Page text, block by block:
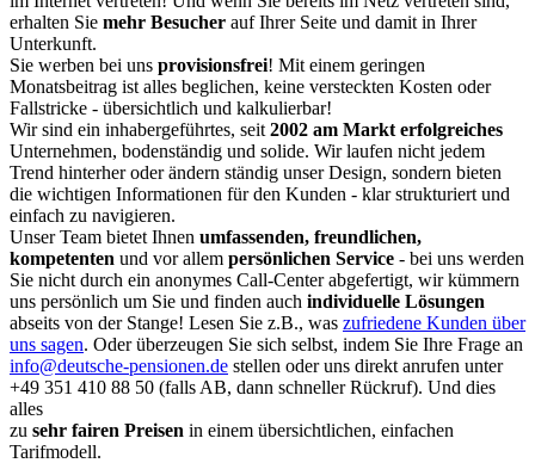
erhalten Sie mehr Besucher auf Ihrer Seite und damit in Ihrer
Unterkunft.
Sie werben bei uns provisionsfrei! Mit einem geringen
Monatsbeitrag ist alles beglichen, keine versteckten Kosten oder
Fallstricke - übersichtlich und kalkulierbar!
Wir sind ein inhabergeführtes, seit 2002 am Markt erfolgreiches
Unternehmen, bodenständig und solide. Wir laufen nicht jedem
Trend hinterher oder ändern ständig unser Design, sondern bieten
die wichtigen Informationen für den Kunden - klar strukturiert und
einfach zu navigieren.
Unser Team bietet Ihnen umfassenden, freundlichen,
kompetenten und vor allem persönlichen Service - bei uns werden
Sie nicht durch ein anonymes Call-Center abgefertigt, wir kümmern
uns persönlich um Sie und finden auch individuelle Lösungen
abseits von der Stange! Lesen Sie z.B., was zufriedene Kunden über
uns sagen. Oder überzeugen Sie sich selbst, indem Sie Ihre Frage an
info@deutsche-pensionen.de stellen oder uns direkt anrufen unter
+49 351 410 88 50 (falls AB, dann schneller Rückruf). Und dies
alles
zu sehr fairen Preisen in einem übersichtlichen, einfachen
Tarifmodell.